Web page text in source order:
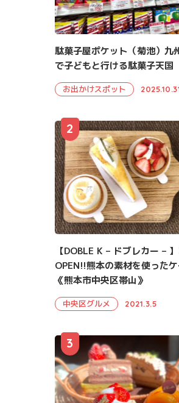
駄菓子屋ポケット（菊池）九
で子どもと行ける駄菓子天国
お出かけスポット
【DOBLE K – ドブレカー –
OPEN!!熊本の素材を使った
《熊本市中央区帯山》
中央区グルメ 2021.3.5
2
3